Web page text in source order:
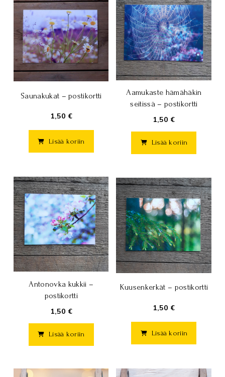
Saunakukat – postikortti
1,50 €
Lisää koriin
Aamukaste hämähäkin
seitissä – postikortti
1,50 €
Lisää koriin
Antonovka kukkii –
postikortti
1,50 €
Lisää koriin
Kuusenkerkät – postikortti
1,50 €
Lisää koriin